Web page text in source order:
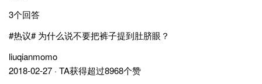
3个回答
#热议# 为什么说不要把裤子提到肚脐眼？
liuqianmomo
2018-02-27 · TA获得超过8968个赞